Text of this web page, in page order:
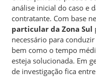
análise inicial do caso e
contratante. Com base
particular da Zona Sul
necessário para
bem como o tempo
esteja solucionada. Em
de investigação fica